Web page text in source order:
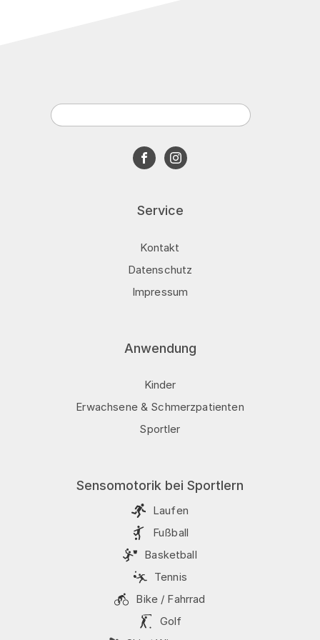
Service
Kontakt
Datenschutz
Impressum
Anwendung
Kinder
Erwachsene & Schmerzpatienten
Sportler
Sensomotorik bei Sportlern
Laufen
Fußball
Basketball
Tennis
Bike / Fahrrad
Golf